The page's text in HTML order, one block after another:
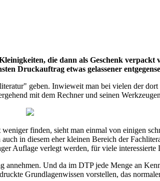
die dann als Geschenk
Druckauftrag etwas gelassener
geben. Inwieweit man bei vielen der
mit dem Rechner und seinen
finden, sieht man einmal von einigen
in diesem eher kleinen Bereich der
Auflage verlegt werden, für viele
Und da im DTP jede Menge an
Grundlagenwissen vorstellen, das